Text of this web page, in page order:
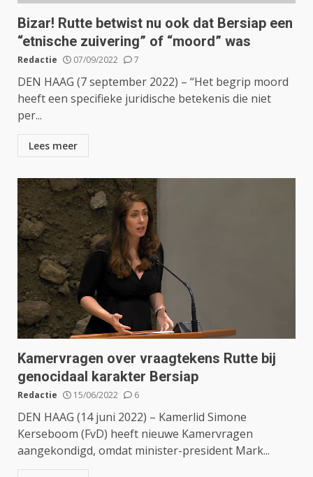
Bizar! Rutte betwist nu ook dat Bersiap een
“etnische zuivering” of “moord” was
Redactie 07/09/2022 7
DEN HAAG (7 september 2022) – “Het begrip moord
heeft een specifieke juridische betekenis die niet
per...
Lees meer
Kamervragen over vraagtekens Rutte bij
genocidaal karakter Bersiap
Redactie 15/06/2022 6
DEN HAAG (14 juni 2022) – Kamerlid Simone
Kerseboom (FvD) heeft nieuwe Kamervragen
aangekondigd, omdat minister-president Mark...